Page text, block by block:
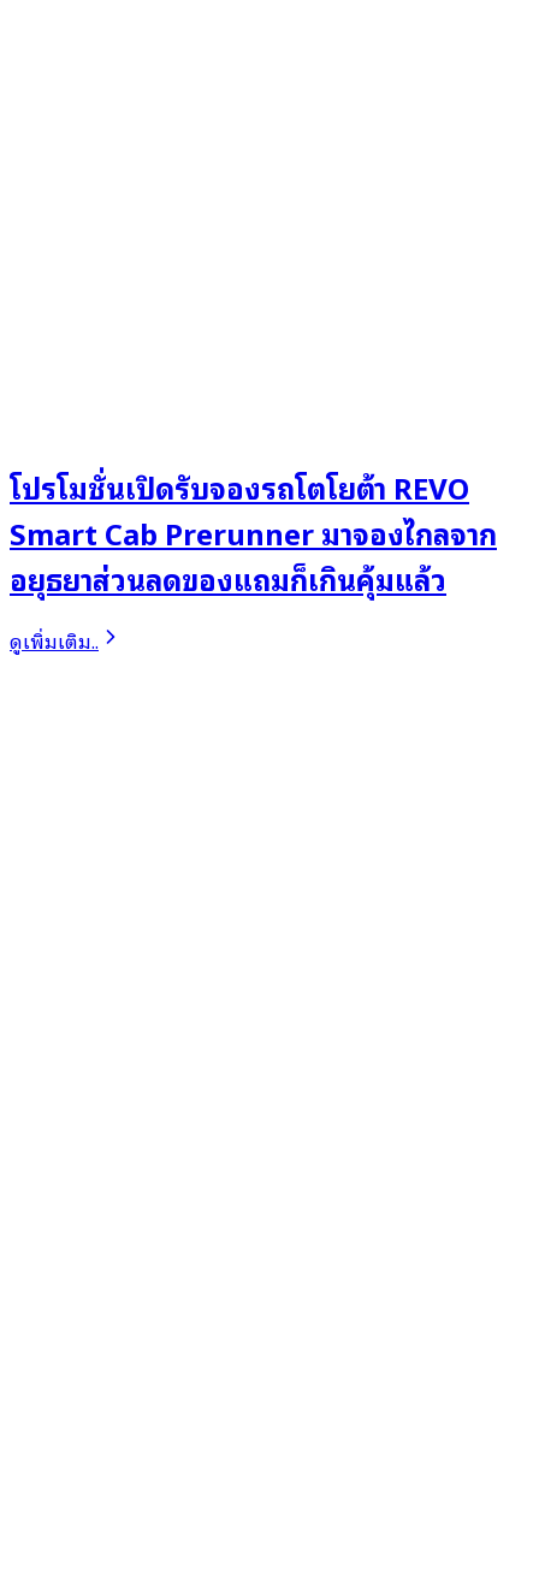
โปรโมชั่นเปิดรับจองรถโตโยต้า REVO
Smart Cab Prerunner มาจองไกลจาก
อยุธยาส่วนลดของแถมก็เกินคุ้มแล้ว
ดูเพิ่มเติม..